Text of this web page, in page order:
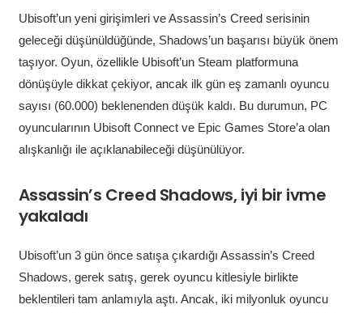
Ubisoft’un yeni girişimleri ve Assassin’s Creed serisinin
geleceği düşünüldüğünde, Shadows’un başarısı büyük önem
taşıyor. Oyun, özellikle Ubisoft’un Steam platformuna
dönüşüyle dikkat çekiyor, ancak ilk gün eş zamanlı oyuncu
sayısı (60.000) beklenenden düşük kaldı. Bu durumun, PC
oyuncularının Ubisoft Connect ve Epic Games Store’a olan
alışkanlığı ile açıklanabileceği düşünülüyor.
Assassin’s Creed Shadows, iyi bir ivme
yakaladı
Ubisoft’un 3 gün önce satışa çıkardığı Assassin’s Creed
Shadows, gerek satış, gerek oyuncu kitlesiyle birlikte
beklentileri tam anlamıyla aştı. Ancak, iki milyonluk oyuncu